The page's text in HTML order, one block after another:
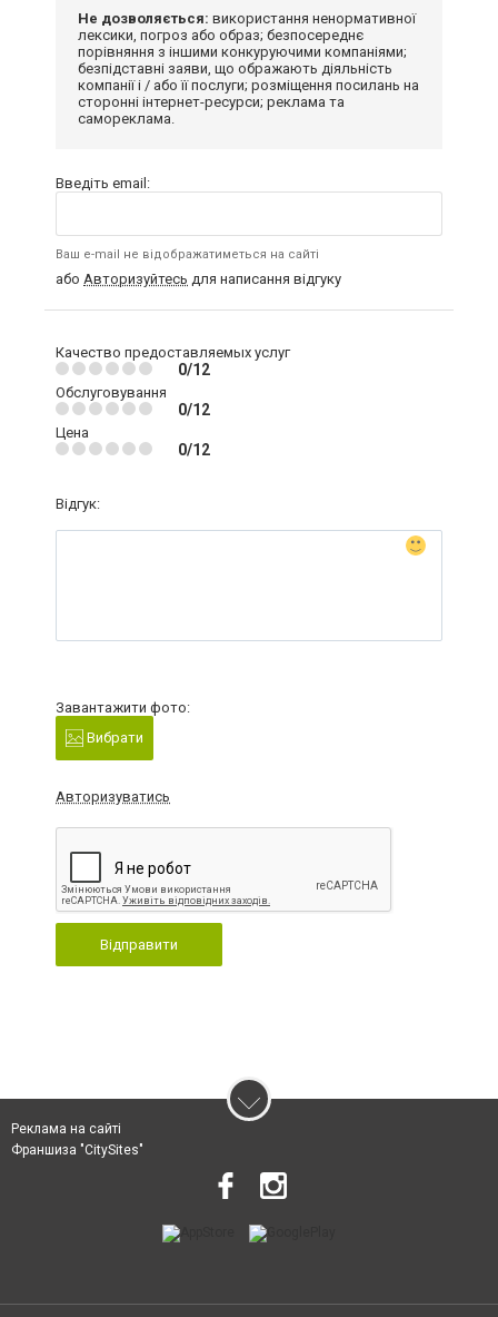
Не дозволяється: використання ненормативної
лексики, погроз або образ; безпосереднє
порівняння з іншими конкуруючими компаніями;
безпідставні заяви, що ображають діяльність
компанії і / або її послуги; розміщення посилань на
сторонні інтернет-ресурси; реклама та
самореклама.
Введіть email:
Ваш e-mail не відображатиметься на сайті
або Авторизуйтесь для написання відгуку
Качество предоставляемых услуг
0/12
Обслуговування
0/12
Цена
0/12
Відгук:
Завантажити фото:
Вибрати
Авторизуватись
Відправити
Реклама на сайті
Франшиза "CitySites"